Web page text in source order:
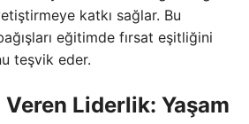
katkı sağlar. Bu
eğitimde fırsat eşitliğini
teşvik eder.
Liderlik: Yaşam